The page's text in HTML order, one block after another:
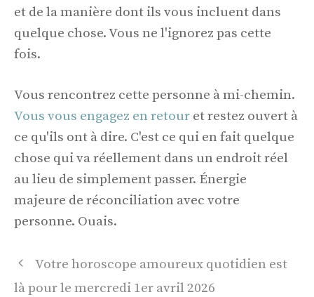
et de la manière dont ils vous incluent dans
quelque chose. Vous ne l'ignorez pas cette
fois.
Vous rencontrez cette personne à mi-chemin.
Vous vous engagez en retour et restez ouvert à
ce qu'ils ont à dire. C'est ce qui en fait quelque
chose qui va réellement dans un endroit réel
au lieu de simplement passer. Énergie
majeure de réconciliation avec votre
personne. Ouais.
Navigation
des
Votre horoscope amoureux quotidien est
là pour le mercredi 1er avril 2026